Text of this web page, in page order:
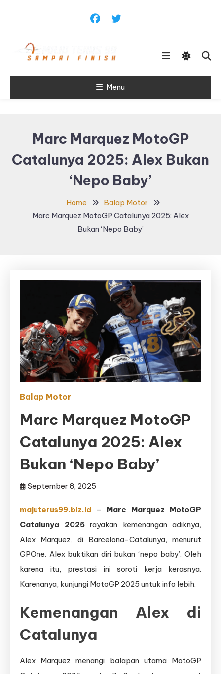
Maju Terus99
Menu
Marc Marquez MotoGP
Catalunya 2025: Alex Bukan
‘Nepo Baby’
Home
Balap Motor
Marc Marquez MotoGP Catalunya 2025: Alex
Bukan ‘Nepo Baby’
Balap Motor
Marc Marquez MotoGP
Catalunya 2025: Alex
Bukan ‘Nepo Baby’
September 8, 2025
majuterus99.biz.id – Marc Marquez MotoGP
Catalunya 2025rayakan kemenangan adiknya,
Alex Marquez, di Barcelona-Catalunya, menurut
GPOne. Alex buktikan diri bukan ‘nepo baby’. Oleh
karena itu, prestasi ini soroti kerja kerasnya.
Karenanya, kunjungi MotoGP 2025 untuk info lebih.
Kemenangan Alex di
Catalunya
Alex Marquez menangi balapan utama MotoGP